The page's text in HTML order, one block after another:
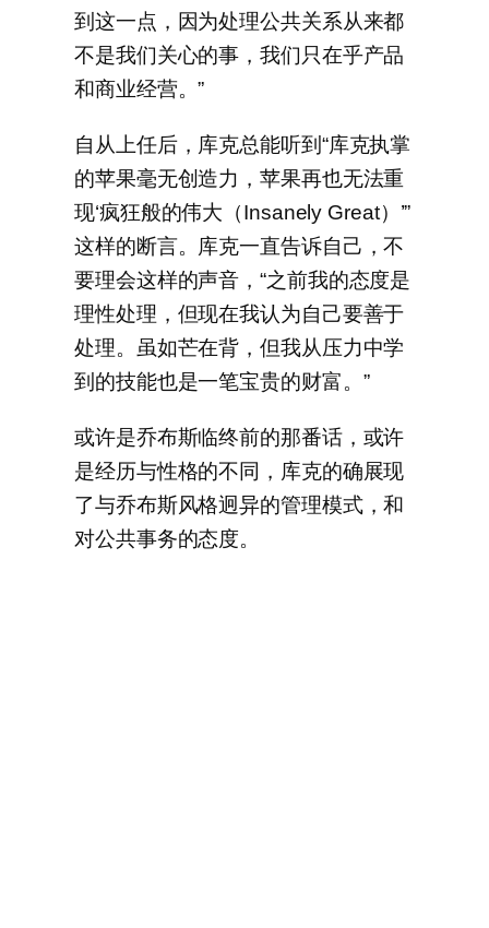
到这一点，因为处理公共关系从来都
不是我们关心的事，我们只在乎产品
和商业经营。”
自从上任后，库克总能听到“库克执掌
的苹果毫无创造力，苹果再也无法重
现‘疯狂般的伟大（Insanely Great）’”
这样的断言。库克一直告诉自己，不
要理会这样的声音，“之前我的态度是
理性处理，但现在我认为自己要善于
处理。虽如芒在背，但我从压力中学
到的技能也是一笔宝贵的财富。”
或许是乔布斯临终前的那番话，或许
是经历与性格的不同，库克的确展现
了与乔布斯风格迥异的管理模式，和
对公共事务的态度。